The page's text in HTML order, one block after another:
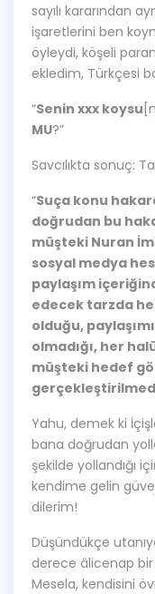
sayılı kararından
işaretlerini ben
öyleydi, köşeli
ekledim, Türkçesi
“Senin xxx koysu
MU?”
Savcılıkta sonuç:
“Suça konu
doğrudan bu
müşteki Nuran
sosyal medya
paylaşım
edecek tarzda
olduğu,
olmadığı, her
müşteki hedef
Yahu, demek ki
bana doğrudan
şekilde yollandığı
kendime gelin
dilerim!
Düşündükçe
derece âlicenap bir
Mesela, kendisini